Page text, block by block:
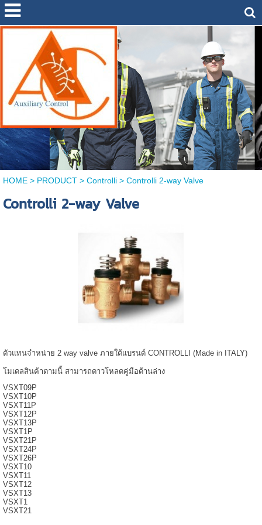
HOME> PRODUCT> Controlli> Controlli 2-way Valve
Controlli 2-way Valve
ตัวแทนจำหน่าย 2 way valve ภายใต้แบรนด์ CONTROLLI (Made in ITALY)
โมเดลสินค้าตามนี้ สามารถดาวโหลดคู่มือด้านล่าง
VSXT09P
VSXT10P
VSXT11P
VSXT12P
VSXT13P
VSXT1P
VSXT21P
VSXT24P
VSXT26P
VSXT10
VSXT11
VSXT12
VSXT13
VSXT1
VSXT21